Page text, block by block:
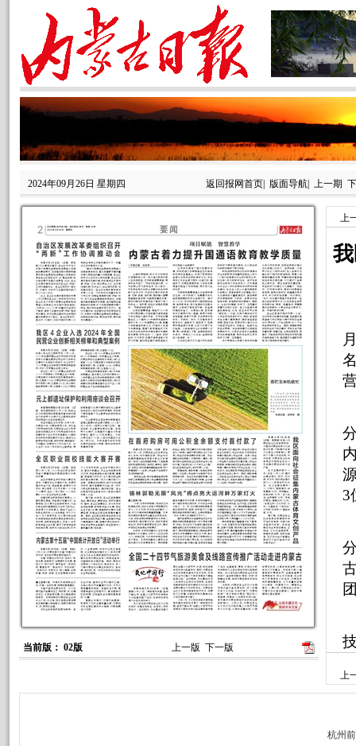
2024年09月26日 星期四 返回报网首页| 版面导航| 上一期
当前版： 02版 上一版 下一版
上
3
上